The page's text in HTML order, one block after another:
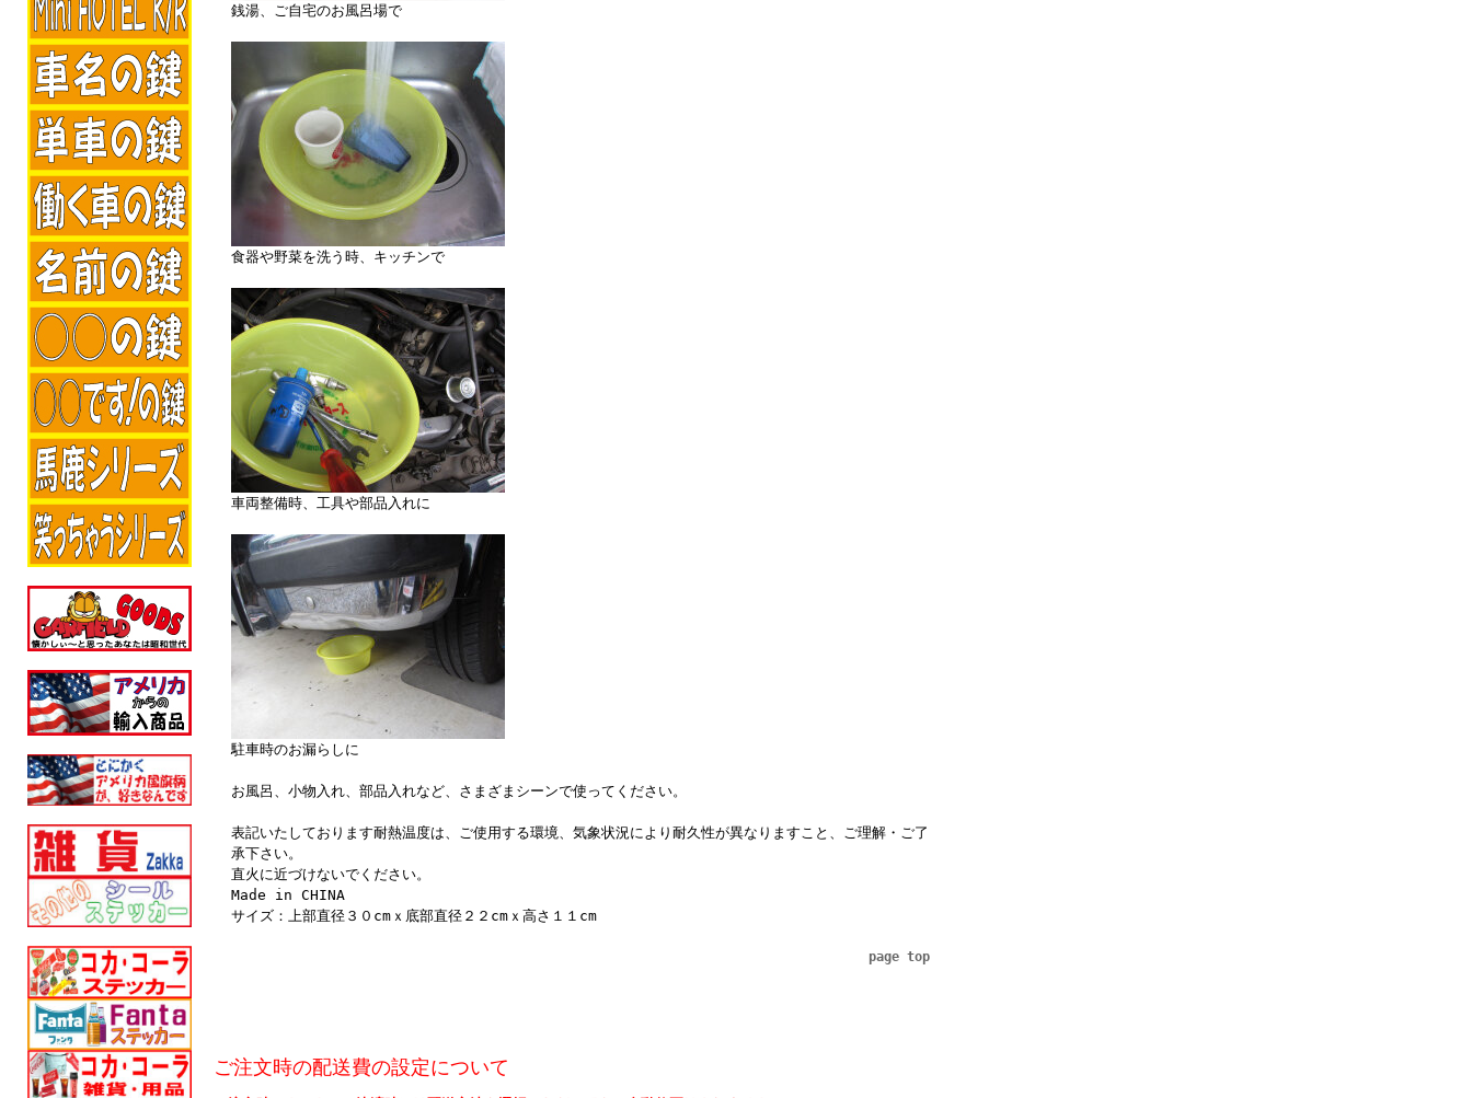
銭湯、ご自宅のお風呂場で
食器や野菜を洗う時、キッチンで
車両整備時、工具や部品入れに
駐車時のお漏らしに
お風呂、小物入れ、部品入れなど、さまざまシーンで使ってください。
表記いたしております耐熱温度は、ご使用する環境、気象状況により耐久性が異なりますこと、ご理解・ご了
承下さい。
直火に近づけないでください。
Made in CHINA
サイズ：上部直径３０cmｘ底部直径２２cmｘ高さ１１cm
page top
ご注文時の配送費の設定について